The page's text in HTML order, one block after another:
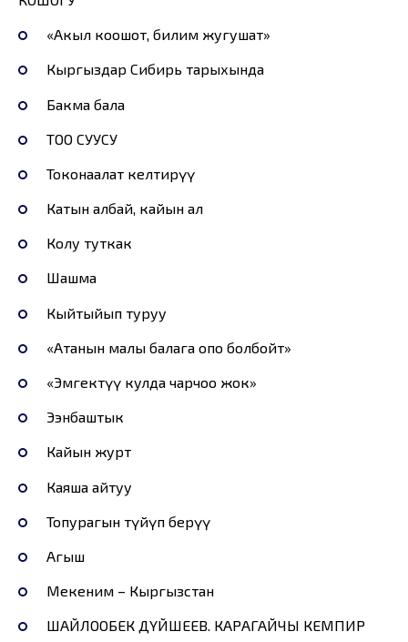
«Акыл коошот, билим жугушат»
Кыргыздар Cибирь тарыхында
Бакма бала
ТОО СУУСУ
Токонаалат келтирүү
Катын албай, кайын ал
Колу туткак
Шашма
Кыйтыйып туруу
«Атанын малы балага опо болбойт»
«Эмгектүү кулда чарчоо жок»
Ээнбаштык
Кайын журт
Каяша айтуу
Топурагын түйүп берүү
Агыш
Мекеним – Кыргызстан
ШАЙЛООБЕК ДҮЙШЕЕВ. КАРАГАЙЧЫ КЕМПИР